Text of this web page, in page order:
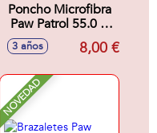
Poncho Microfibra
Paw Patrol 55.0 X
77.0 X 1.0 Cm
3 años 8,00 €
NOVEDAD